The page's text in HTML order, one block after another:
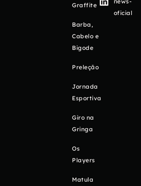
Graffite
Barba,
Cabelo e
Bigode
Preleção
Jornada
Esportiva
Giro na
Gringa
Os
Players
Matula
oficial